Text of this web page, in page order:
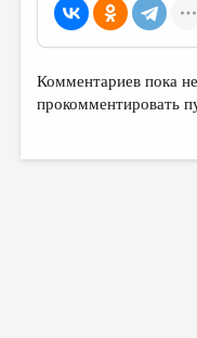
ПУБЛИЦИСТИКА
РЕЦЕНЗИРОВАНИЕ
ЦИКЛЫ
МЕДИА
Комментариев пока
прокомментировать